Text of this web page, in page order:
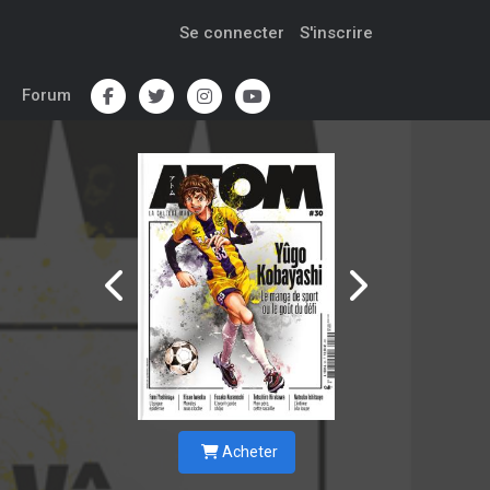
Se connecter S'inscrire
Forum
Acheter